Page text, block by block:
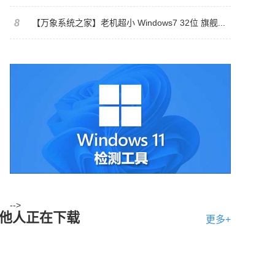
8 【万象系统之家】老机超小 Windows7 32位 旗舰...
-->
更多+
人正在下载